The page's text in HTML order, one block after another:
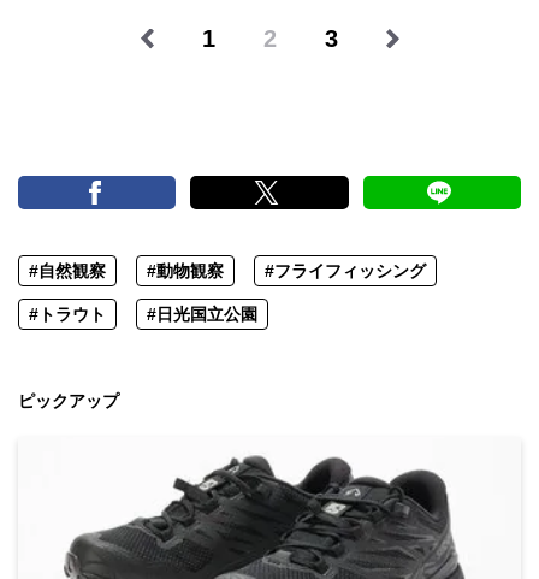
1 2 3
#自然観察 #動物観察 #フライフィッシング
#トラウト #日光国立公園
ピックアップ